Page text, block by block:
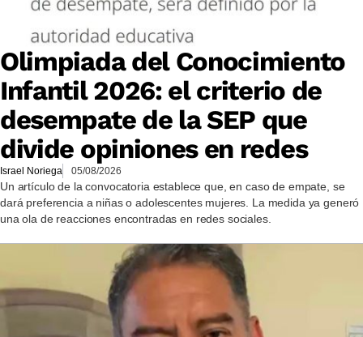
Olimpiada del Conocimiento
Infantil 2026: el criterio de
desempate de la SEP que
divide opiniones en redes
Israel Noriega 05/08/2026
Un artículo de la convocatoria establece que, en caso de empate, se
dará preferencia a niñas o adolescentes mujeres. La medida ya generó
una ola de reacciones encontradas en redes sociales.